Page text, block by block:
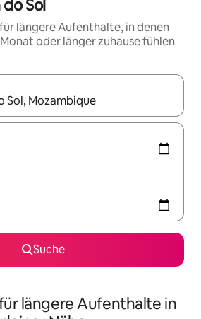
Sol
längere Aufenthalte, in denen
oder länger zuhause fühlen
sind, navigiere mit den
Suche
längere Aufenthalte in